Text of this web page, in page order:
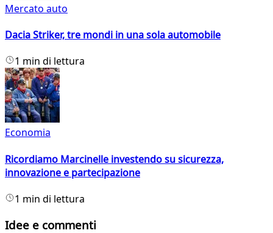
Mercato auto
Dacia Striker, tre mondi in una sola automobile
1 min di lettura
Economia
Ricordiamo Marcinelle investendo su sicurezza,
innovazione e partecipazione
1 min di lettura
Idee e commenti